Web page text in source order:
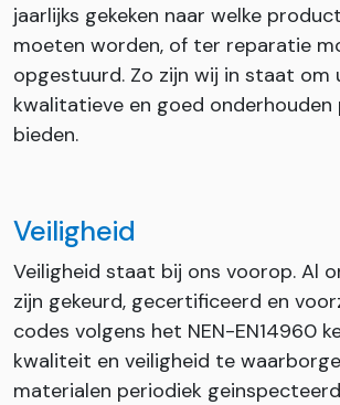
jaarlijks gekeken naar welke
moeten worden, of ter reparatie
opgestuurd. Zo zijn wij in staat om
kwalitatieve en goed
bieden.
Veiligheid
Veiligheid staat bij ons voorop. Al
zijn gekeurd, gecertificeerd en
codes volgens het NEN-EN14960
kwaliteit en veiligheid te
materialen periodiek